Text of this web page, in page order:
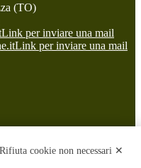
(TO)
Link per inviare una mail
Link per inviare una mail
Rifiuta cookie non necessari ✕